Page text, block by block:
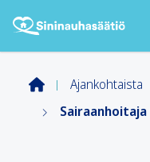
Ajankohtaista
Sairaanhoitaja tuli viestinnän